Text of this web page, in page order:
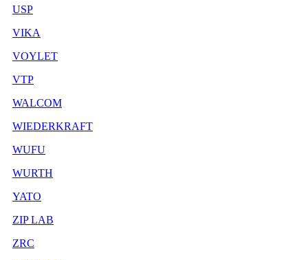
USP
VIKA
VOYLET
VTP
WALCOM
WIEDERKRAFT
WUFU
WURTH
YATO
ZIP LAB
ZRC